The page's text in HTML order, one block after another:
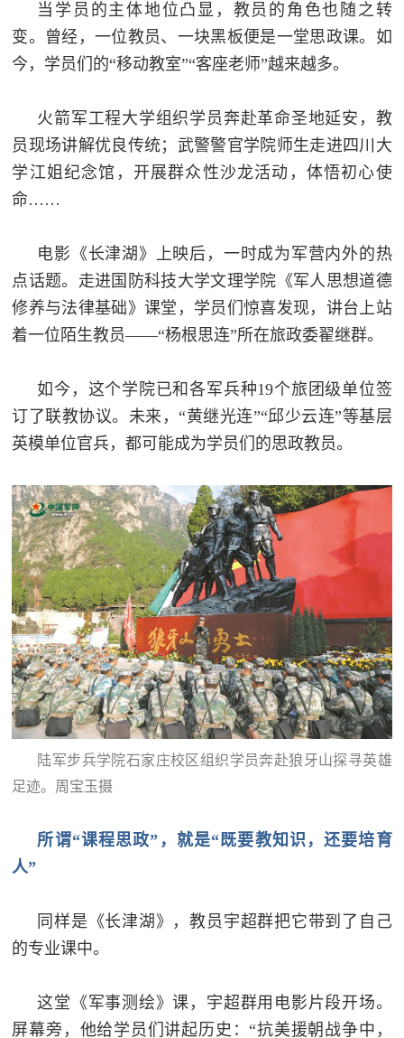
当学员的主体地位凸显，教员的角色也随之转
变。曾经，一位教员、一块黑板便是一堂思政课。如
今，学员们的“移动教室”“客座老师”越来越多。
火箭军工程大学组织学员奔赴革命圣地延安，教
员现场讲解优良传统；武警警官学院师生走进四川大
学江姐纪念馆，开展群众性沙龙活动，体悟初心使
命……
电影《长津湖》上映后，一时成为军营内外的热
点话题。走进国防科技大学文理学院《军人思想道德
修养与法律基础》课堂，学员们惊喜发现，讲台上站
着一位陌生教员——“杨根思连”所在旅政委翟继群。
如今，这个学院已和各军兵种19个旅团级单位签
订了联教协议。未来，“黄继光连”“邱少云连”等基层
英模单位官兵，都可能成为学员们的思政教员。
陆军步兵学院石家庄校区组织学员奔赴狼牙山探寻英雄
足迹。周宝玉摄
所谓“课程思政”，就是“既要教知识，还要培育
人”
同样是《长津湖》，教员宇超群把它带到了自己
的专业课中。
这堂《军事测绘》课，宇超群用电影片段开场。
屏幕旁，他给学员们讲起历史：“抗美援朝战争中，